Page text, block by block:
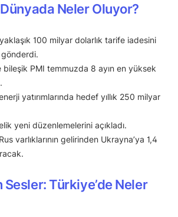
Neler Oluyor?
100 milyar dolarlık tarife iadesini
bileşik PMI temmuzda 8 ayın en yüksek
yatırımlarında hedef yıllık 250 milyar
yeni düzenlemelerini açıkladı.
varlıklarının gelirinden Ukrayna’ya 1,4
Türkiye’de Neler